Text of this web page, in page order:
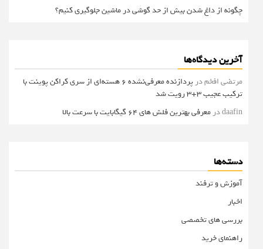
چگونه از داغ شدن بیش از حد گوشی در ماشین جلوگیری کنیم؟
آخرین دیدگاه‌ها
مرتضی افخمدر
پردازنده معرفی‌نشده 6 هسته‌ای از سری کراکن پوینت با
ترکیب عجیب 3+3 رویت شد
daafinدر معرفی بهترین فلش های 64 گیگابایت با سرعت بالا
دسته‌ها
آموزش و ترفند
اخبار
بررسی های تخصصی
راهنمای خرید